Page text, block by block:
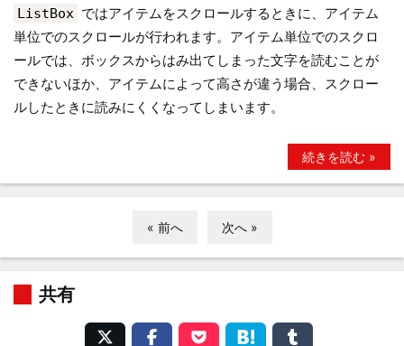
ListBox ではアイテムをスクロールするときに、アイテム
単位でのスクロールが行われます。アイテム単位でのスクロ
ールでは、ボックスからはみ出てしまった文字を読むことが
できないほか、アイテムによって高さが違う場合、スクロー
ルしたときに読みにくくなってしまいます。
続きを読む »
« 前へ 次へ »
共有